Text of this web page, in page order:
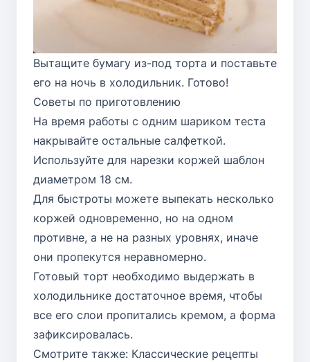
Вытащите бумагу из-под торта и поставьте
его на ночь в холодильник. Готово!
Советы по приготовлению
На время работы с одним шариком теста
накрывайте остальные салфеткой.
Используйте для нарезки коржей шаблон
диаметром 18 см.
Для быстроты можете выпекать несколько
коржей одновременно, но на одном
противне, а не на разных уровнях, иначе
они пропекутся неравномерно.
Готовый торт необходимо выдержать в
холодильнике достаточное время, чтобы
все его слои пропитались кремом, а форма
зафиксировалась.
Смотрите также: Классические рецепты